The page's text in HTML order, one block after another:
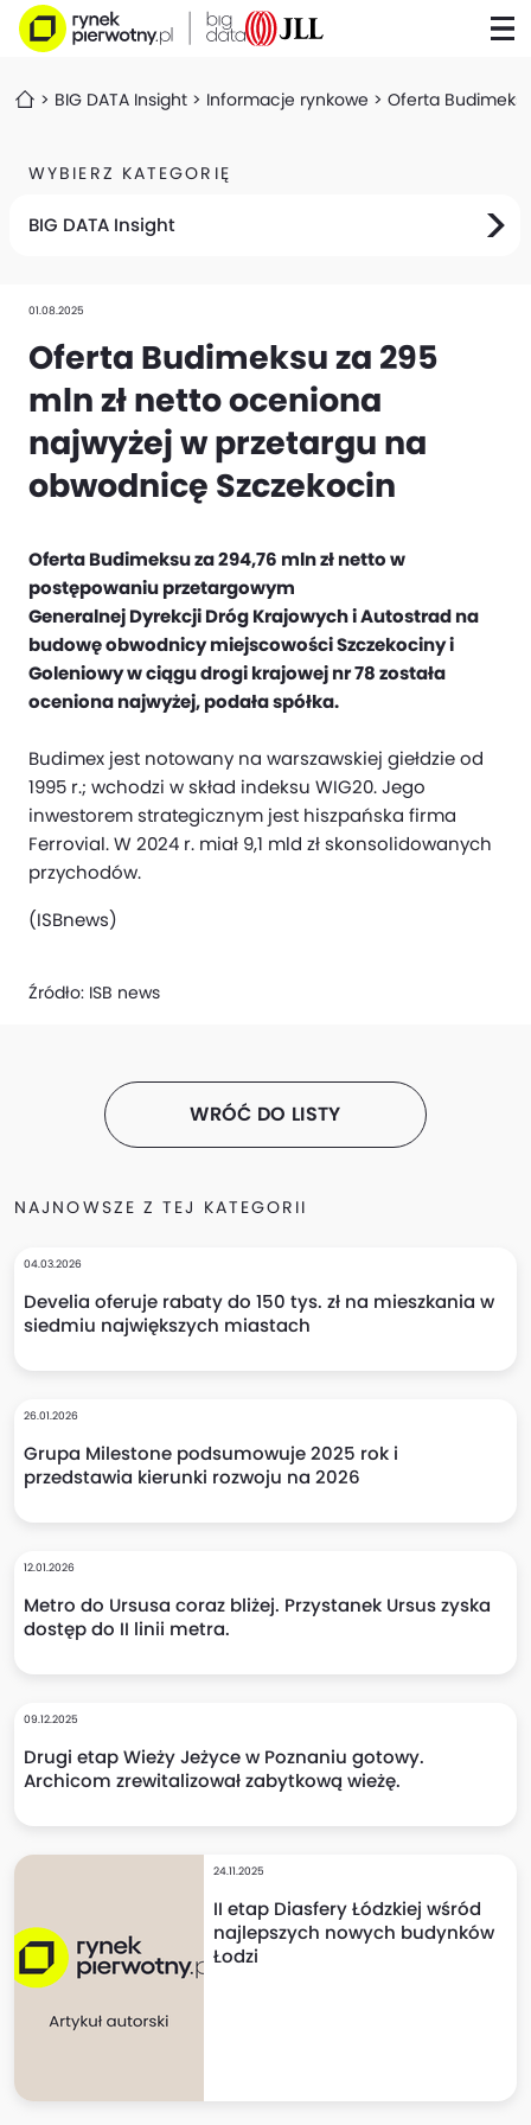
BIG DATA Insight Informacje rynkowe Oferta
WYBIERZ KATEGORIĘ
BIG DATA Insight
01.08.2025
Oferta Budimeksu za 295
mln zł netto oceniona
najwyżej w przetargu na
obwodnicę Szczekocin
Oferta Budimeksu za 294,76 mln zł netto ‎w
postępowaniu ‎przetargowym
Generalnej Dyrekcji Dróg Krajowych i Autostrad na
budowę obwodnicy miejscowości Szczekociny i
Goleniowy w ciągu drogi krajowej nr 78 ‎została
oceniona najwyżej, podała spółka.
Budimex jest notowany na warszawskiej giełdzie od
1995 r.; wchodzi w skład indeksu WIG20. Jego
inwestorem strategicznym jest hiszpańska firma
Ferrovial. W 2024 r. miał 9,1 mld zł skonsolidowanych
przychodów.
(ISBnews)
Źródło: ISB news
WRÓĆ DO LISTY
NAJNOWSZE Z TEJ KATEGORII
04.03.2026
Develia oferuje rabaty do 150 tys. zł na mieszkania w
siedmiu największych miastach
26.01.2026
Grupa Milestone podsumowuje 2025 rok i
przedstawia kierunki rozwoju na 2026
12.01.2026
Metro do Ursusa coraz bliżej. Przystanek Ursus zyska
dostęp do II linii metra.
09.12.2025
Drugi etap Wieży Jeżyce w Poznaniu gotowy.
Archicom zrewitalizował zabytkową wieżę.
24.11.2025
II etap Diasfery Łódzkiej wśród
najlepszych nowych budynków
Łodzi